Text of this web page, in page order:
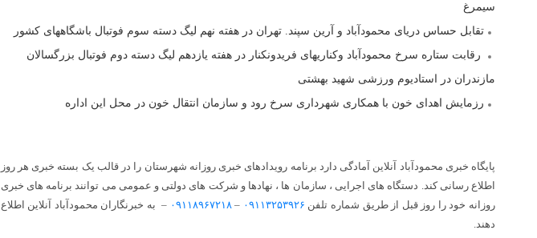
سیمرغ
تقابل حساس دریای محمودآباد و آرین سپند. تهران در هفته نهم لیگ دسته سوم فوتبال باشگاههای کشور
رقابت ستاره سرخ محمودآباد و‌کناریهای فریدونکنار در هفته یازدهم لیگ دسته دوم فوتبال بزرگسالان
مازندران در استادیوم ورزشی شهید بهشتی
رزمایش اهدای خون با همکاری شهرداری سرخ رود و سازمان انتقال خون در محل این اداره
پایگاه خبری محمودآباد آنلاین آمادگی دارد برنامه رویدادهای خبری روزانه شهرستان را در قالب یک بسته خبری هر روز
اطلاع رسانی کند. دستگاه های اجرایی ، سازمان ها ، نهادها و شرکت های دولتی و عمومی می توانند برنامه های خبری
روزانه خود را روز قبل از طریق شماره تلفن ۰۹۱۱۳۲۵۳۹۲۶ –۰۹۱۱۸۹۶۷۲۱۸ – به خبرنگاران محمودآباد آنلاین اطلاع
دهند.